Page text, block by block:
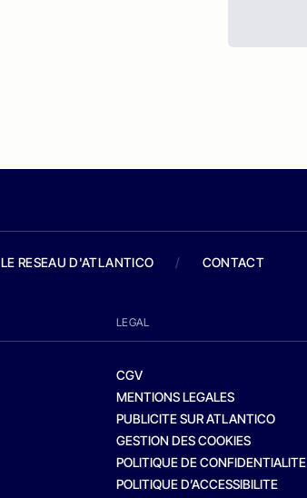
LE RESEAU D'ATLANTICO / CONTACT
LEGAL
CGV
MENTIONS LEGALES
PUBLICITE SUR ATLANTICO
GESTION DES COOKIES
POLITIQUE DE CONFIDENTIALITE
POLITIQUE D’ACCESSIBILITE